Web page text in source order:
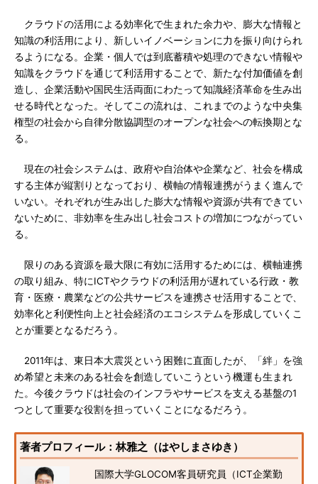
クラウドの活用による効率化で生まれた余力や、膨大な情報と
知識の利活用により、新しいイノベーションに力を振り向けられ
るようになる。企業・個人では到底蓄積や処理のできない情報や
知識をクラウドを通じて利活用することで、新たな付加価値を創
造し、企業活動や国民生活両面にわたって知識経済革命を生み出
せる時代となった。そしてこの流れは、これまでのような中央集
権型の社会から自律分散協調型のオープンな社会への転換期とな
る。
現在の社会システムは、政府や自治体や企業など、社会を構成
する主体が縦割りとなっており、横軸の情報連携がうまく進んで
いない。それぞれが生み出した膨大な情報や資源が共有できてい
ないために、非効率を生み出し社会コストの増加につながってい
る。
限りのある資源を最大限に有効に活用するためには、横軸連携
の取り組み、特にICTやクラウドの利活用が遅れている行政・教
育・医療・農業などの公共サービスを連携させ活用することで、
効率化と利便性向上と社会経済のエコシステムを形成していくこ
とが重要となるだろう。
2011年は、東日本大震災という困難に直面したが、「絆」を強
め希望と未来のある社会を創造していこうという機運も生まれ
た。今後クラウドは社会のインフラやサービスを支える基盤の1
つとして重要な役割を担っていくことになるだろう。
著者プロフィール：林雅之（はやしまさゆき）
国際大学GLOCOM客員研究員（ICT企業勤